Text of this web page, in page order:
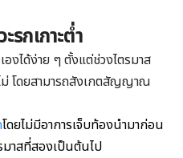
กเกาะต่ำ
งได้ง่าย ๆ ตั้งแต่ช่วงไตรมาส
ม่ โดยสามารถสังเกตสัญญาณ
โดยไม่มีอาการเจ็บท้องนำมาก่อน
มาสที่สองเป็นต้นไป